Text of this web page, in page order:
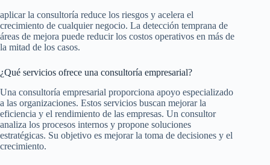
aplicar la consultoría reduce los riesgos y acelera el
crecimiento de cualquier negocio. La detección temprana de
áreas de mejora puede reducir los costos operativos en más de
la mitad de los casos.
¿Qué servicios ofrece una consultoría empresarial?
Una consultoría empresarial proporciona apoyo especializado
a las organizaciones. Estos servicios buscan mejorar la
eficiencia y el rendimiento de las empresas. Un consultor
analiza los procesos internos y propone soluciones
estratégicas. Su objetivo es mejorar la toma de decisiones y el
crecimiento.